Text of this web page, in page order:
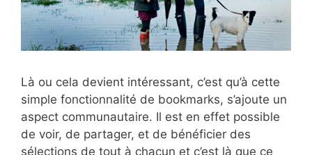
Là ou cela devient intéressant, c’est qu’à cette
simple fonctionnalité de bookmarks, s’ajoute un
aspect communautaire. Il est en effet possible
de voir, de partager, et de bénéficier des
sélections de tout à chacun et c’est là que ce